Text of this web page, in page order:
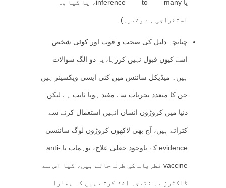
یا inference to many، یا کیا وہ
استخراجی ہے وغیرہ)۔
چنانچہ دلیل کی صحت و قوت اور کوئی شخص
اسے کیوں قبول نہیں کررہا، یہ دو الگ سوالات
ہیں۔ میڈیکل سائنس میں کئی ایسی ویکسینز ہیں
جن کا متعدد تجربات سے مفید ہونا ثابت ہے لیکن
دنیا میں کروڑوں انسان انہیں استعمال کرنے سے
کتراتے ہیں، آج بھی لاکھوں کروڑوں لوگ سائنسی
evidence کے باوجود جعلی علاج، توہمات یا anti-
vaccine نظریات کی طرف جاتے ہیں، کیا اس سے
ڈاکٹرز یہ نتیجہ اخذ کرتے ہیں کہ ہمارا